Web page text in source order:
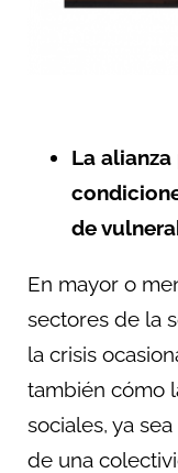
La
de
En mayor o
sectores de la
la crisis
también cómo
sociales, ya
de una